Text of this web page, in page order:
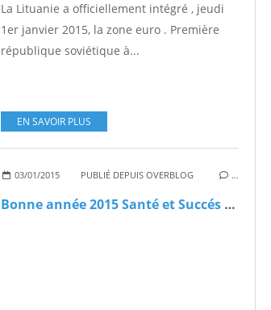
La Lituanie a officiellement intégré , jeudi
1er janvier 2015, la zone euro . Première
république soviétique à...
EN SAVOIR PLUS
03/01/2015 PUBLIÉ DEPUIS OVERBLOG …
Bonne année 2015 Santé et Succés pour tous